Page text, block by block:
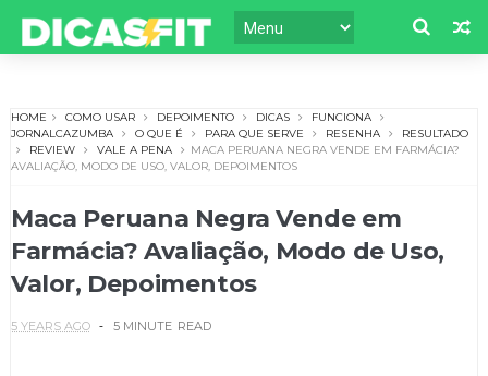
HOME COMO USAR DEPOIMENTO DICAS
FUNCIONA
JORNALCAZUMBA
O QUE É PARA QUE SERVE RESENHA
RESULTADO
REVIEW
VALE A PENA
MACA PERUANA NEGRA VENDE EM FARMÁCIA?
AVALIAÇÃO, MODO DE USO, VALOR, DEPOIMENTOS
Maca Peruana Negra Vende em
Farmácia? Avaliação, Modo de Uso,
Valor, Depoimentos
5 YEARS AGO 5 MINUTE READ